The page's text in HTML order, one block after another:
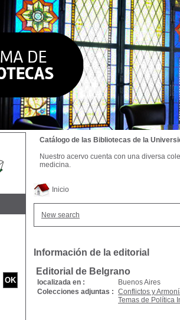
Inicio
New search
Información de la editorial
Editorial de Belgrano
localizada en :
Buenos Aires
Colecciones adjuntas : Conflictos y
Temas de Política
Catálogo de las Bibliotecas de la
Nuestro acervo cuenta con una diversa
medicina.